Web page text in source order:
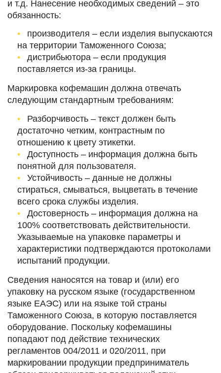
и т.д. Нанесение необходимых сведений – это
обязанность:
производителя – если изделия выпускаются
на территории Таможенного Союза;
дистрибьютора – если продукция
поставляется из-за границы.
Маркировка кофемашин должна отвечать
следующим стандартным требованиям:
Разборчивость – текст должен быть
достаточно четким, контрастным по
отношению к цвету этикетки.
Доступность – информация должна быть
понятной для пользователя.
Устойчивость – данные не должны
стираться, смываться, выцветать в течение
всего срока службы изделия.
Достоверность – информация должна на
100% соответствовать действительности.
Указываемые на упаковке параметры и
характеристики подтверждаются протоколами
испытаний продукции.
Сведения наносятся на товар и (или) его
упаковку на русском языке (государственном
языке ЕАЭС) или на языке той страны
Таможенного Союза, в которую поставляется
оборудование. Поскольку кофемашины
попадают под действие технических
регламентов 004/2011 и 020/2011, при
маркировании продукции предприниматель